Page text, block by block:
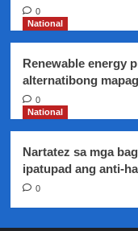
0
National
Renewable energy
alternatibong
0
National
Nartatez sa mga
ipatupad ang anti-
0